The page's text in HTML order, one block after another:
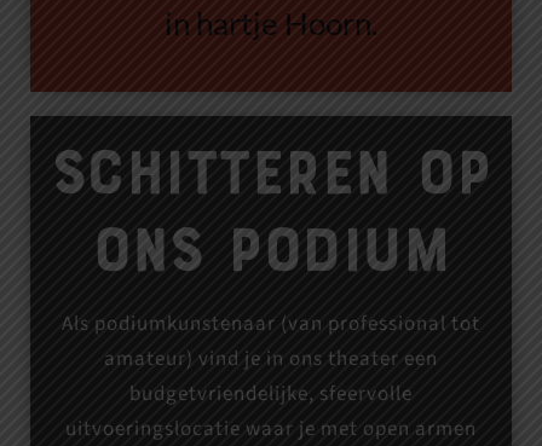
in hartje Hoorn.
Schitteren op
ons podium
Als podiumkunstenaar (van professional tot
amateur) vind je in ons theater een
budgetvriendelijke, sfeervolle
uitvoeringslocatie waar je met open armen